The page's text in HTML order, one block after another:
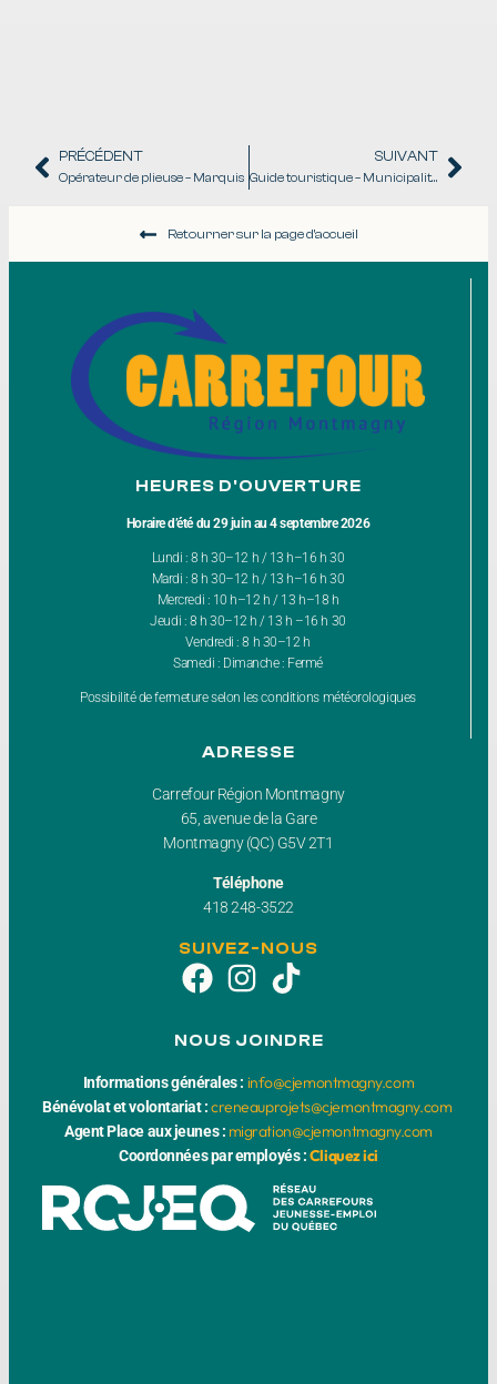
PRÉCÉDENT
Opérateur de plieuse – Marquis
SUIVANT
Guide touristique – Municipalité St-Antoine-de-L’Isle-aux-Grues
Retourner sur la page d'accueil
HEURES D'OUVERTURE
Horaire d’été du 29 juin au 4 septembre 2026
Lundi : 8 h 30–12 h / 13 h–16 h 30
Mardi : 8 h 30–12 h / 13 h–16 h 30
Mercredi : 10 h–12 h / 13 h–18 h
Jeudi : 8 h 30–12 h / 13 h –16 h 30
Vendredi : 8 h 30–12 h
Samedi : Dimanche : Fermé
Possibilité de fermeture selon les conditions météorologiques
Carrefour Région Montmagny
65, avenue de la Gare
Montmagny (QC) G5V 2T1
Téléphone
418 248-3522
SUIVEZ-NOUS
ADRESSE
Informations générales : info@cjemontmagny.com
Bénévolat et volontariat :creneauprojets@cjemontmagny.com
Agent Place aux jeunes : migration@cjemontmagny.com
Coordonnées par employés :Cliquez ici
NOUS JOINDRE